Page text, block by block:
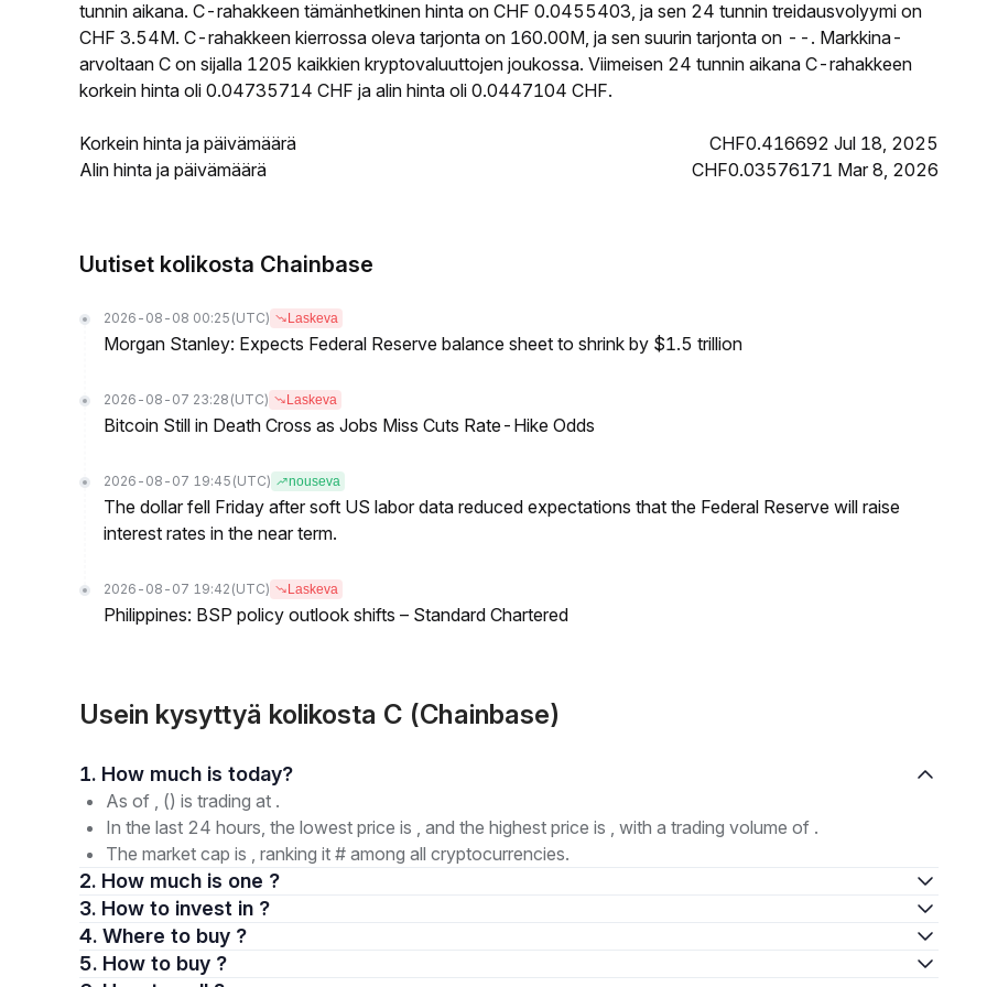
tunnin aikana. C-rahakkeen tämänhetkinen hinta on CHF 0.0455403, ja sen 24 tunnin treidausvolyymi on
CHF 3.54M. C-rahakkeen kierrossa oleva tarjonta on 160.00M, ja sen suurin tarjonta on --. Markkina-
arvoltaan C on sijalla 1205 kaikkien kryptovaluuttojen joukossa. Viimeisen 24 tunnin aikana C-rahakkeen
korkein hinta oli 0.04735714 CHF ja alin hinta oli 0.0447104 CHF.
Korkein hinta ja päivämäärä
CHF0.416692 Jul 18, 2025
Alin hinta ja päivämäärä
CHF0.03576171 Mar 8, 2026
Uutiset kolikosta Chainbase
2026-08-08 00:25 (UTC) Laskeva
Morgan Stanley: Expects Federal Reserve balance sheet to shrink by $1.5 trillion
2026-08-07 23:28 (UTC) Laskeva
Bitcoin Still in Death Cross as Jobs Miss Cuts Rate-Hike Odds
2026-08-07 19:45 (UTC) nouseva
The dollar fell Friday after soft US labor data reduced expectations that the Federal Reserve will raise
interest rates in the near term.
2026-08-07 19:42 (UTC) Laskeva
Philippines: BSP policy outlook shifts – Standard Chartered
Usein kysyttyä kolikosta C (Chainbase)
1. How much is today?
As of , () is trading at .
In the last 24 hours, the lowest price is , and the highest price is , with a trading volume of .
The market cap is , ranking it # among all cryptocurrencies.
2. How much is one ?
3. How to invest in ?
4. Where to buy ?
5. How to buy ?